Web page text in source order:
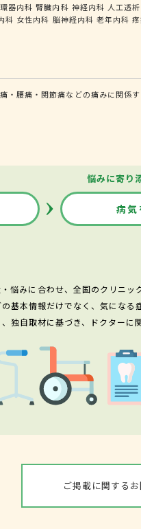
器内科 腎臓内科 神経内科 人工透
科 女性内科 脳神経内科 老年内科
・腰痛・関節痛などの痛みに関
悩みに寄り
病気
悩みに合わせ、全国のクリニ
基本情報だけでなく、気にな
独自取材に基づき、ドクターに
ご掲載に関する